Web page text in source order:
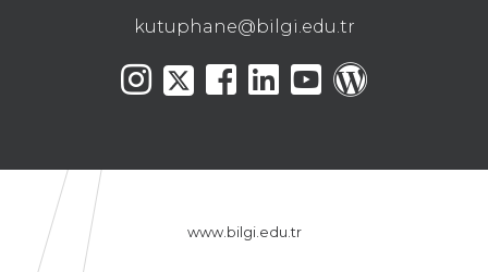
kutuphane@bilgi.edu.tr
www.bilgi.edu.tr